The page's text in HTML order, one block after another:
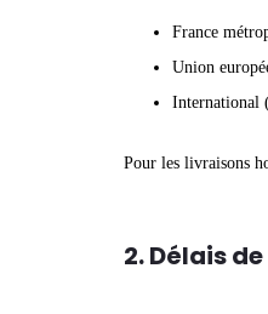
France
Union
International
Pour les livraisons
2. Délais